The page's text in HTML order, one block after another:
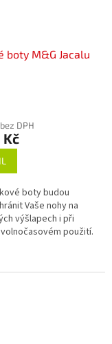
boty M&G Jacalu
DPH
Kč
boty budou
Vaše nohy na
výšlapech i při
použití.